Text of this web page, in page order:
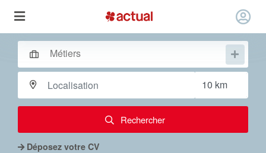
Rechercher
Déposez votre CV